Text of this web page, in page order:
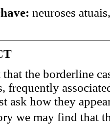
neuroses
the borderline
frequently
ask how they
we may find that